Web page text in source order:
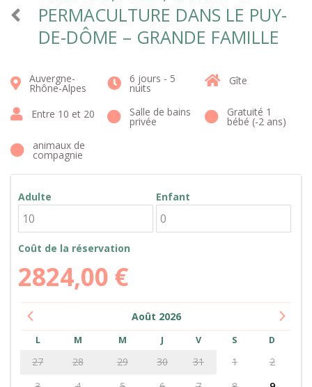
PERMACULTURE DANS LE PUY-
DE-DÔME – GRANDE FAMILLE
Auvergne-
Rhône-Alpes
6 jours - 5
nuits
Gîte
Entre 10 et 20 Salle de bains
privée
Gratuité 1
bébé (-2 ans)
animaux de
compagnie
Adulte Enfant
Coût de la réservation
2824,00 €
Août 2026
L M M J V S D
27 28 29 30 31 1
2